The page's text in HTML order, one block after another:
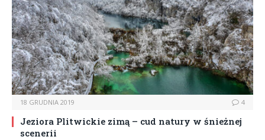
18 GRUDNIA 2019 4
Jeziora Plitwickie zimą – cud natury w śnieżnej
scenerii